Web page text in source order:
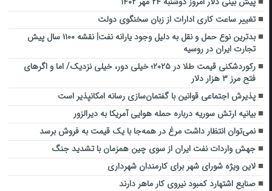
تغییر ساعت کاری ادارات از زبان سخنگوی دولت
بدترین نوع حمل و نقل به دلیل وجود یارانه نفت| نقشه ١١٠٠ سال پیش
تجارت ایران در روسیه
رکوردشکنی قیمت طلا در ۲۰۲۵؛ خیلی دور، خیلی نزدیک/ اما و اگرهای
فتح مرز ۳ هزار دلار
پذیرش اجتماعی قوانین با گفتمان‌سازی رسانه امکانپذیر است
بیانیه ارتش سوریه درباره حمله هوایی آمریکا به دیرالزور
نمی‌توان انتظار داشت مرغ در همه‌جا با یک قیمت به فروش برسد
جهش واردات نفت ایران از سوی چین همزمان با تشدید جنگ
لاین ویژه شورای شهر برای کارمندان شهرداری
صنایع اشتهارد کمبود نیروی کار ماهر دارند